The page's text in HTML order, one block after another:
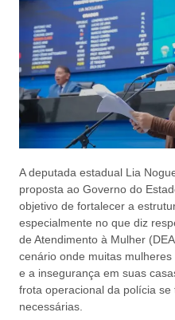
A deputada estadual Lia
proposta ao Governo do
objetivo de fortalecer a
especialmente no que diz
de Atendimento à Mulher
cenário onde muitas
e a insegurança em suas
frota operacional da polícia
necessárias.